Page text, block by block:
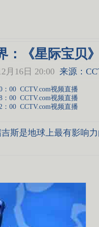
：《星际宝贝
月16日 20:00 来源：
：00 CCTV.com视频直播
：00 CCTV.com视频直播
：00 CCTV.com视频直播
斯是地球上最有影响